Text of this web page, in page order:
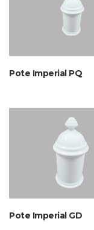
Pote Imperial PQ
Pote Imperial GD